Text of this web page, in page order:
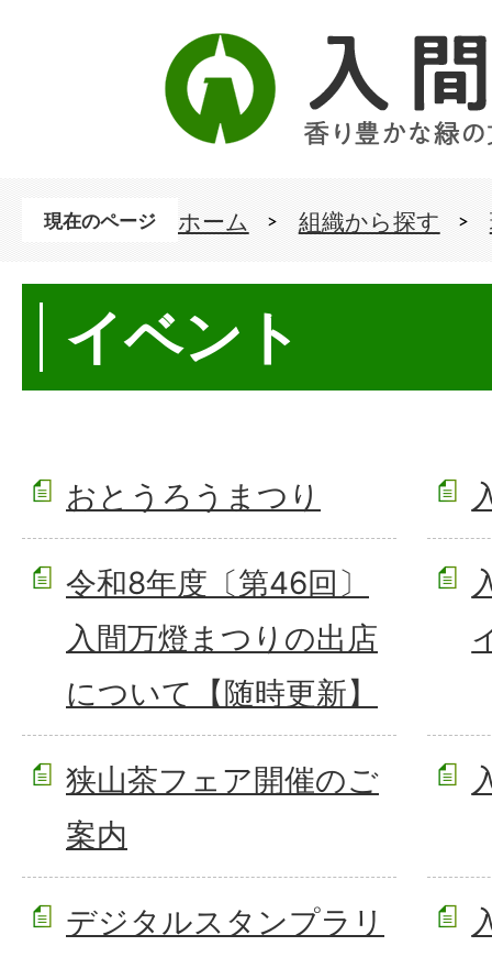
現在のページ ホーム 組織から探す
イベント
おとうろうまつり
令和8年度〔第46回〕
入間万燈まつりの出店
について【随時更新】
狭山茶フェア開催のご
案内
デジタルスタンプラリ